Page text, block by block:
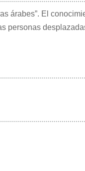
árabes”. El
personas